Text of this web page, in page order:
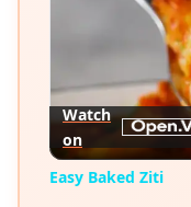
Watch
on
Easy Baked Ziti